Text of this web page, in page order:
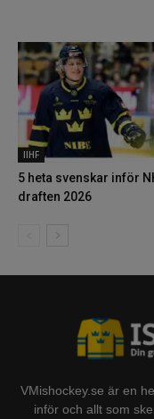
IIHF
5 heta svenskar inför
draften 2026
VMishockey.se är en
inför och allt som